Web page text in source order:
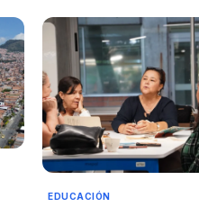
EDUCACIÓN